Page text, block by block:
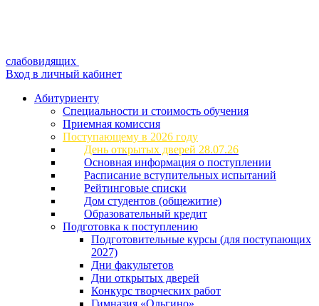
слабовидящих
Вход в личный кабинет
Абитуриенту
Специальности и стоимость обучения
Приемная комиссия
Поступающему в 2026 году
День открытых дверей 28.07.26
Основная информация о поступлении
Расписание вступительных испытаний
Рейтинговые списки
Дом студентов (общежитие)
Образовательный кредит
Подготовка к поступлению
Подготовительные курсы (для поступающих
2027)
Дни факультетов
Дни открытых дверей
Конкурс творческих работ
Гимназия «Ольгино»